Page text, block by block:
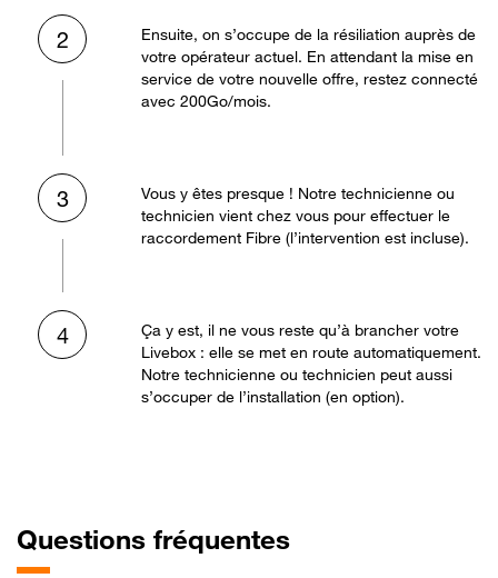
2
Ensuite, on s’occupe de la résiliation auprès de
votre opérateur actuel. En attendant la mise en
service de votre nouvelle offre, restez connecté
avec 200Go/mois.
3
Vous y êtes presque ! Notre technicienne ou
technicien vient chez vous pour effectuer le
raccordement Fibre (l’intervention est incluse).
4
Ça y est, il ne vous reste qu’à brancher votre
Livebox : elle se met en route automatiquement.
Notre technicienne ou technicien peut aussi
s’occuper de l’installation (en option).
Questions fréquentes